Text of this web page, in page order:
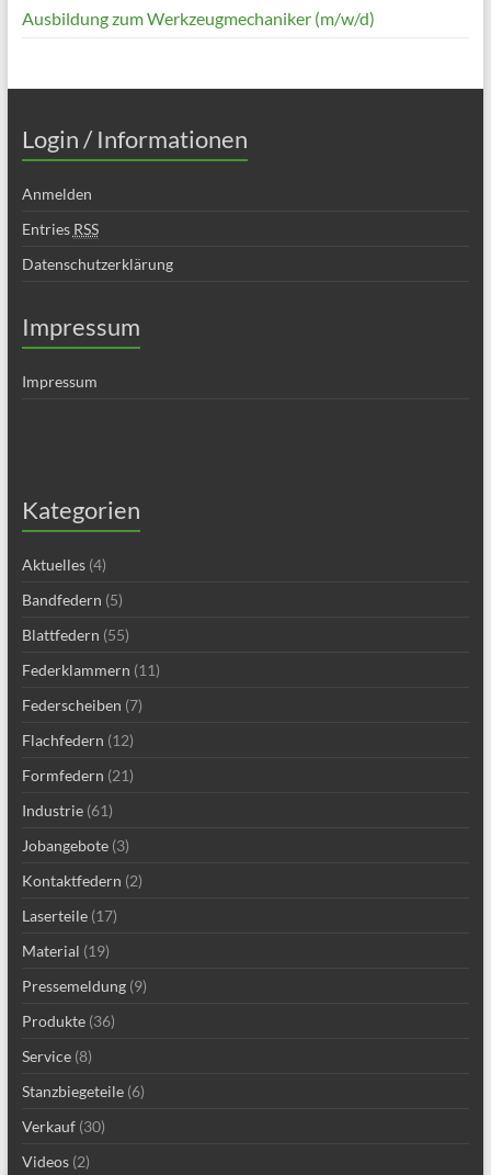
Ausbildung zum Werkzeugmechaniker (m/w/d)
Login / Informationen
Anmelden
Entries RSS
Datenschutzerklärung
Impressum
Impressum
Kategorien
Aktuelles(4)
Bandfedern (5)
Blattfedern (55)
Federklammern (11)
Federscheiben (7)
Flachfedern (12)
Formfedern (21)
Industrie(61)
Jobangebote(3)
Kontaktfedern (2)
Laserteile(17)
Material (19)
Pressemeldung(9)
Produkte(36)
Service(8)
Stanzbiegeteile(6)
Verkauf(30)
Videos(2)